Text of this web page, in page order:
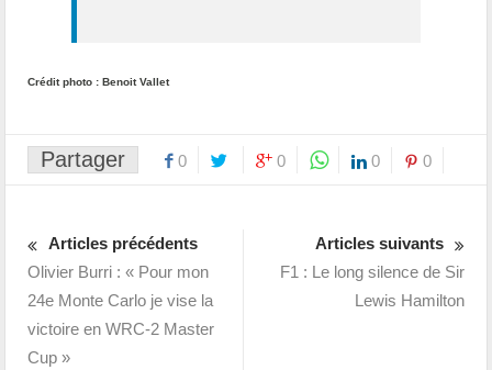
Crédit photo : Benoit Vallet
Partager 0 0 0 0
Articles précédents
Olivier Burri : « Pour mon
24e Monte Carlo je vise la
victoire en WRC-2 Master
Cup »
Articles suivants
F1 : Le long silence de Sir
Lewis Hamilton